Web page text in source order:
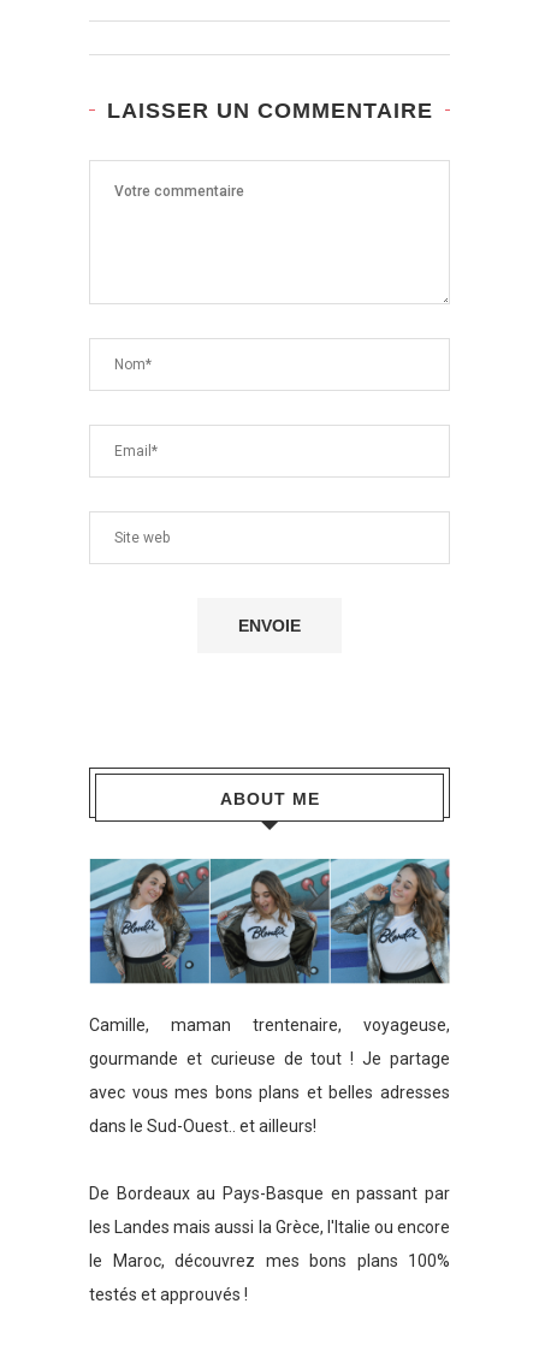
LAISSER UN COMMENTAIRE
ABOUT ME
Camille, maman trentenaire, voyageuse,
gourmande et curieuse de tout ! Je partage
avec vous mes bons plans et belles adresses
dans le Sud-Ouest.. et ailleurs!
De Bordeaux au Pays-Basque en passant par
les Landes mais aussi la Grèce, l'Italie ou encore
le Maroc, découvrez mes bons plans 100%
testés et approuvés !